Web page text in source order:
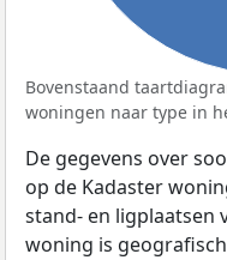
Bovenstaand
woningen naar type in
De gegevens over
op de Kadaster
stand- en ligplaatsen
woning is